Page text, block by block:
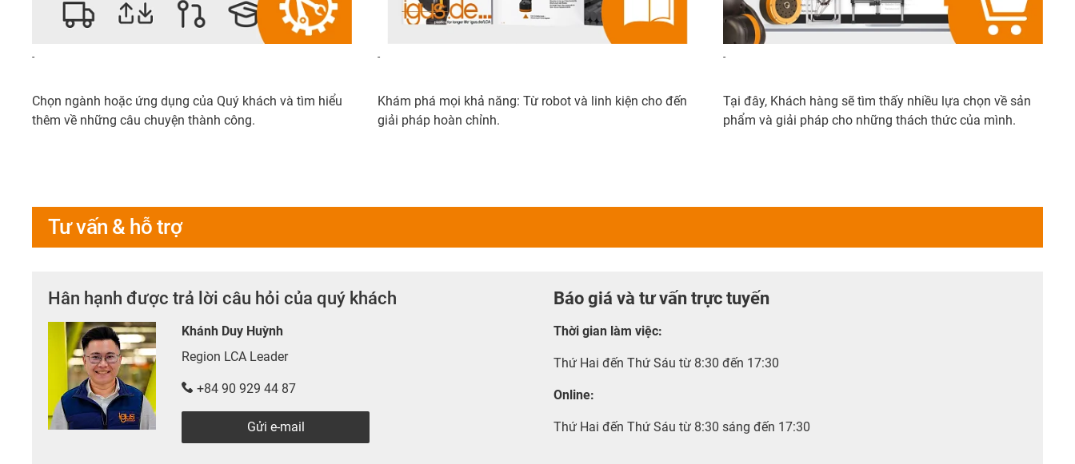
-
Chọn ngành hoặc ứng dụng của Quý khách và tìm hiểu
thêm về những câu chuyện thành công.
-
Khám phá mọi khả năng: Từ robot và linh kiện cho đến
giải pháp hoàn chỉnh.
-
Tại đây, Khách hàng sẽ tìm thấy nhiều lựa chọn về sản
phẩm và giải pháp cho những thách thức của mình.
Tư vấn & hỗ trợ
Hân hạnh được trả lời câu hỏi của quý khách
Khánh Duy Huỳnh
Region LCA Leader
+84 90 929 44 87
Gửi e-mail
Báo giá và tư vấn trực tuyến
Thời gian làm việc:
Thứ Hai đến Thứ Sáu từ 8:30 đến 17:30
Online:
Thứ Hai đến Thứ Sáu từ 8:30 sáng đến 17:30